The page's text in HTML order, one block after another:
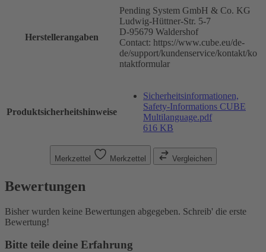
Herstellerangaben
Pending System GmbH & Co. KG
Ludwig-Hüttner-Str. 5-7
D-95679 Waldershof
Contact: https://www.cube.eu/de-
de/support/kundenservice/kontakt/ko
ntaktformular
Produktsicherheitshinweise
Sicherheitsinformationen,
Safety-Informations CUBE
Multilanguage.pdf
616 KB
Merkzettel Merkzettel Vergleichen
Bewertungen
Bisher wurden keine Bewertungen abgegeben. Schreib' die erste
Bewertung!
Bitte teile deine Erfahrung